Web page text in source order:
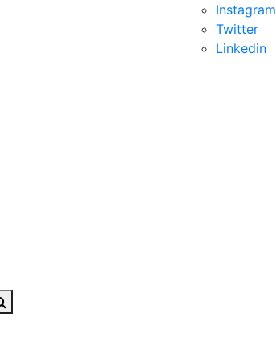
Instagram
Twitter
Linkedin